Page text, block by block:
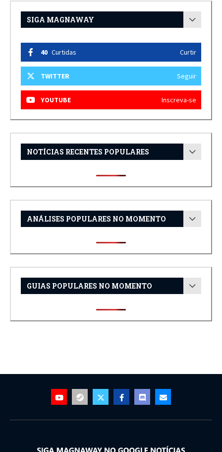
SIGA MAGNAWAY
40 Curtidas Curtir
TWITTER Seguir
YOUTUBE Inscreva-se
NOTÍCIAS RECENTES POPULARES
ANÁLISES POPULARES NO MOMENTO
GUIAS POPULARES NO MOMENTO